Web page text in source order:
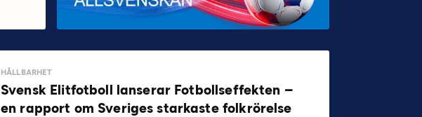
HÅLLBARHET
Svensk Elitfotboll lanserar Fotbollseffekten –
en rapport om Sveriges starkaste folkrörelse